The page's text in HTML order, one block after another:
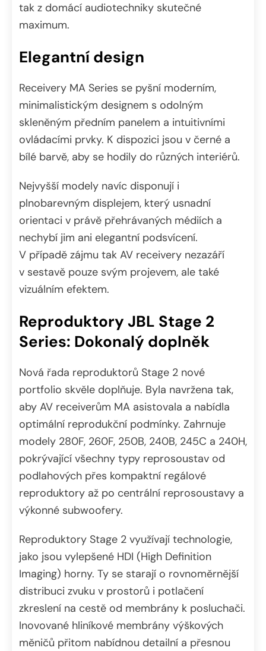
tak z domácí audiotechniky skutečné
maximum.
Elegantní design
Receivery MA Series se pyšní moderním,
minimalistickým designem s odolným
skleněným předním panelem a intuitivními
ovládacími prvky. K dispozici jsou v černé a
bílé barvě, aby se hodily do různých interiérů.
Nejvyšší modely navíc disponují i
plnobarevným displejem, který usnadní
orientaci v právě přehrávaných médiích a
nechybí jim ani elegantní podsvícení.
V případě zájmu tak AV receivery nezazáří
v sestavě pouze svým projevem, ale také
vizuálním efektem.
Reproduktory JBL Stage 2
Series: Dokonalý doplněk
Nová řada reproduktorů Stage 2 nové
portfolio skvěle doplňuje. Byla navržena tak,
aby AV receiverům MA asistovala a nabídla
optimální reprodukční podmínky. Zahrnuje
modely 280F, 260F, 250B, 240B, 245C a 240H,
pokrývající všechny typy reprosoustav od
podlahových přes kompaktní regálové
reproduktory až po centrální reprosoustavy a
výkonné subwoofery.
Reproduktory Stage 2 využívají technologie,
jako jsou vylepšené HDI (High Definition
Imaging) horny. Ty se starají o rovnoměrnější
distribuci zvuku v prostorů i potlačení
zkreslení na cestě od membrány k posluchači.
Inovované hliníkové membrány výškových
měničů přitom nabídnou detailní a přesnou